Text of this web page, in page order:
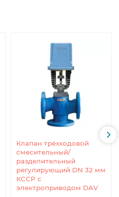
Клапан трёхходовой
смесительный/
разделительный
регулирующий DN 32 мм
КССР с
электроприводом DAV